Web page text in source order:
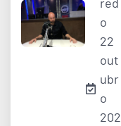
o
22
out
ubr
o
202